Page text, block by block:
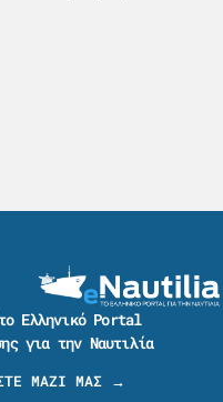
Ελληνικό Portal
για την Ναυτιλία
ΜΑΖΙ ΜΑΣ →